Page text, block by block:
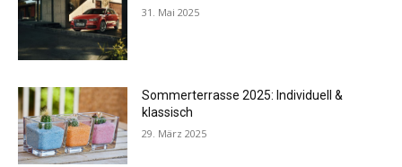
31. Mai 2025
Sommerterrasse 2025: Individuell &
klassisch
29. März 2025